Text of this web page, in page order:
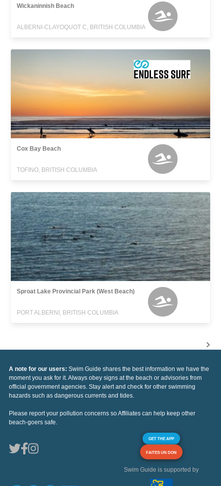
Wickaninnish Beach
ALBERNI-CLAYOQUOT C, BRITISH COLUMBIA
Cox Bay Beach
TOFINO, BRITISH COLUMBIA
Sproat Lake Provincial Park (West Beach)
PORT ALBERNI, BRITISH COLUMBIA
A note for our users: Swim Guide shares the best information we have the
moment you ask for it. Always obey signs at the beach or advisories from
official government agencies. Stay alert and check for other swimming
hazards such as dangerous currents and tides.
Please report your pollution concerns so Affiliates can help keep other
beach-goers safe.
GET THE APP
FAITES UN DON
Swim Guide is supported by